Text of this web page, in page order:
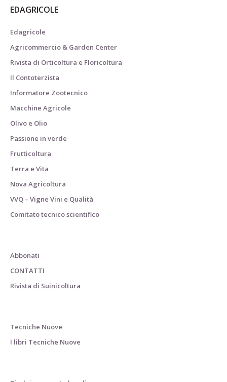
EDAGRICOLE
Edagricole
Agricommercio & Garden Center
Rivista di Orticoltura e Floricoltura
Il Contoterzista
Informatore Zootecnico
Macchine Agricole
Olivo e Olio
Passione in verde
Frutticoltura
Terra e Vita
Nova Agricoltura
VVQ – Vigne Vini e Qualità
Comitato tecnico scientifico
Abbonati
CONTATTI
Rivista di Suinicoltura
Tecniche Nuove
I libri Tecniche Nuove